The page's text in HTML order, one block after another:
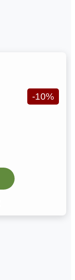
-10%